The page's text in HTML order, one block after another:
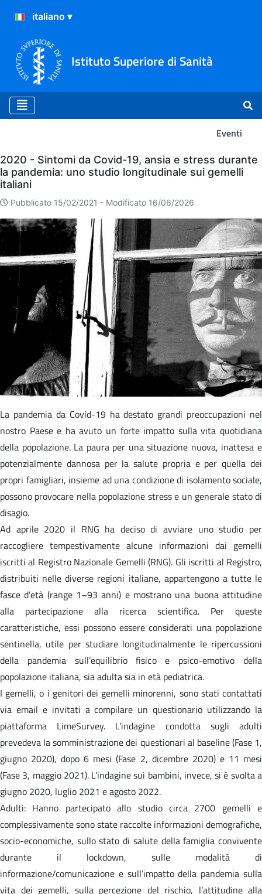
Istituto Superiore di Sanità
Eventi
Eventi
2020 - Sintomi da Covid-19, ansia e stress durante
la pandemia: uno studio longitudinale sui gemelli
italiani
Pubblicato 15/02/2021 - Modificato 16/06/2026
La pandemia da Covid-19 ha destato grandi preoccupazioni nel
nostro Paese e ha avuto un forte impatto sulla vita quotidiana
della popolazione. La paura per una situazione nuova, inattesa e
potenzialmente dannosa per la salute propria e per quella dei
propri famigliari, insieme ad una condizione di isolamento sociale,
possono provocare nella popolazione stress e un generale stato di
disagio.
Ad aprile 2020 il RNG ha deciso di avviare uno studio per
raccogliere tempestivamente alcune informazioni dai gemelli
iscritti al Registro Nazionale Gemelli (RNG). Gli iscritti al Registro,
distribuiti nelle diverse regioni italiane, appartengono a tutte le
fasce d’età (range 1–93 anni) e mostrano una buona attitudine
alla partecipazione alla ricerca scientifica. Per queste
caratteristiche, essi possono essere considerati una popolazione
sentinella, utile per studiare longitudinalmente le ripercussioni
della pandemia sull’equilibrio fisico e psico-emotivo della
popolazione italiana, sia adulta sia in età pediatrica.
I gemelli, o i genitori dei gemelli minorenni, sono stati contattati
via email e invitati a compilare un questionario utilizzando la
piattaforma LimeSurvey. L’indagine condotta sugli adulti
prevedeva la somministrazione dei questionari al baseline (Fase 1,
giugno 2020), dopo 6 mesi (Fase 2, dicembre 2020) e 11 mesi
(Fase 3, maggio 2021). L’indagine sui bambini, invece, si è svolta a
giugno 2020, luglio 2021 e agosto 2022.
Adulti: Hanno partecipato allo studio circa 2700 gemelli e
complessivamente sono state raccolte informazioni demografiche,
socio-economiche, sullo stato di salute della famiglia convivente
durante il lockdown, sulle modalità di
informazione/comunicazione e sull’impatto della pandemia sulla
vita dei gemelli, sulla percezione del rischio, l’attitudine alla